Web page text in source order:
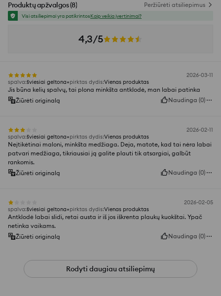
Produktų apžvalgos(8) Peržiūrėti atsiliepimus
Visi atsiliepimai yra patikrintosKaip veikia įvertinimai?
4,3/5
2026-03-11
spalva:šviesiai geltona pirktas dydis:Vienas produktas
Jis būna kelių spalvų, tai plona minkšta antklodė, man labai patinka
Žiūrėti originalą
Naudinga (0)
2026-02-11
spalva:šviesiai geltona pirktas dydis:Vienas produktas
Neįtikėtinai maloni, minkšta medžiaga. Deja, matote, kad tai nėra labai
patvari medžiaga, tikriausiai ją galite plauti tik atsargiai, galbūt
rankomis.
Žiūrėti originalą
Naudinga (0)
2026-02-05
spalva:šviesiai geltona pirktas dydis:Vienas produktas
Antklodė labai slidi, retai austa ir iš jos iškrenta plaukų kuokštai. Ypač
netinka vaikams.
Žiūrėti originalą
Naudinga (0)
Rodyti daugiau atsiliepimų